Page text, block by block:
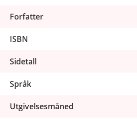
Forfatter
ISBN
Sidetall
Språk
Utgivelsesmåned